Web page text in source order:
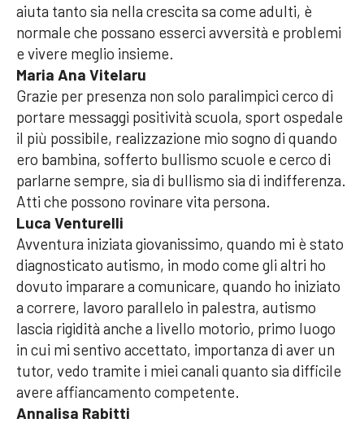
aiuta tanto sia nella crescita sa come adulti, è
normale che possano esserci avversità e problemi
e vivere meglio insieme.
Maria Ana Vitelaru
Grazie per presenza non solo paralimpici cerco di
portare messaggi positività scuola, sport ospedale
il più possibile, realizzazione mio sogno di quando
ero bambina, sofferto bullismo scuole e cerco di
parlarne sempre, sia di bullismo sia di indifferenza.
Atti che possono rovinare vita persona.
Luca Venturelli
Avventura iniziata giovanissimo, quando mi è stato
diagnosticato autismo, in modo come gli altri ho
dovuto imparare a comunicare, quando ho iniziato
a correre, lavoro parallelo in palestra, autismo
lascia rigidità anche a livello motorio, primo luogo
in cui mi sentivo accettato, importanza di aver un
tutor, vedo tramite i miei canali quanto sia difficile
avere affiancamento competente.
Annalisa Rabitti